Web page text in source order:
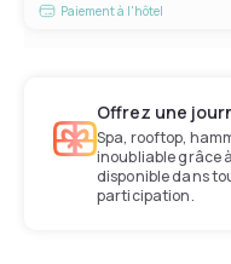
Paiement à l'hôtel
Offrez une
Spa, rooftop,
inoubliable grâce
disponible dans
participation.